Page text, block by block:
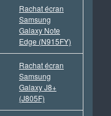
Rachat écran
Samsung
Galaxy Note
Edge (N915FY)
Rachat écran
Samsung
Galaxy J8+
(J805F)